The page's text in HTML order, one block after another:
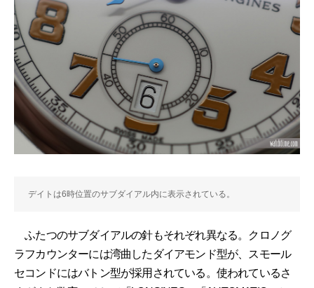
デイトは6時位置のサブダイアル内に表示されている。
ふたつのサブダイアルの針もそれぞれ異なる。クロノグ
ラフカウンターには湾曲したダイアモンド型が、スモール
セコンドにはバトン型が採用されている。使われているさ